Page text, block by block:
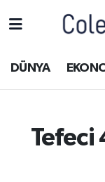
DÜNYA
Tefeci
ASAYİŞ
Hakkâri
Hakkari
Hakkâri